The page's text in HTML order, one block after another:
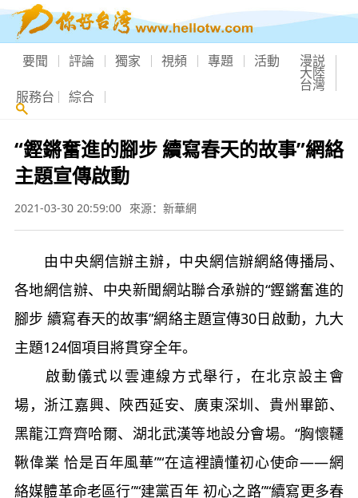
要聞 評論 獨家 視頻 專題 活動 漫説
大陸
台灣
服務台 綜合
“鏗鏘奮進的腳步 續寫春天的故事”網絡
主題宣傳啟動
2021-03-30 20:59:00 來源：新華網
由中央網信辦主辦，中央網信辦網絡傳播局、
各地網信辦、中央新聞網站聯合承辦的“鏗鏘奮進的
腳步 續寫春天的故事”網絡主題宣傳30日啟動，九大
主題124個項目將貫穿全年。
啟動儀式以雲連線方式舉行，在北京設主會
場，浙江嘉興、陜西延安、廣東深圳、貴州畢節、
黑龍江齊齊哈爾、湖北武漢等地設分會場。“胸懷韆
鞦偉業 恰是百年風華”“在這裡讀懂初心使命——網
絡媒體革命老區行”“建黨百年 初心之路”“續寫更多春